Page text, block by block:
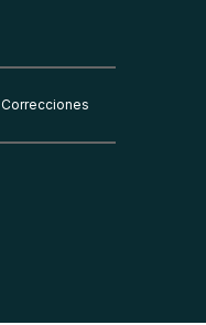
Correcciones